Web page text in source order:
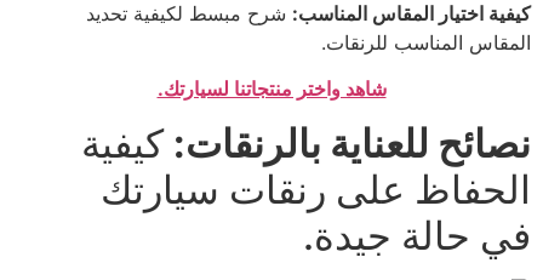
كيفية اختيار المقاس المناسب: شرح مبسط لكيفية تحديد
المقاس المناسب للرنقات.
شاهد واختر منتجاتنا لسيارتك.
نصائح للعناية بالرنقات: كيفية
الحفاظ على رنقات سيارتك
في حالة جيدة.